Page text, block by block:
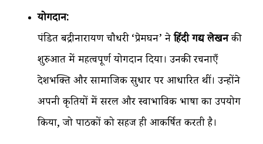
योगदान:
पंडित बद्रीनारायण चौधरी ‘प्रेमघन’ नेहिंदी गद्य लेखनकी
शुरुआत में महत्वपूर्ण योगदान दिया। उनकी रचनाएँ
देशभक्ति और सामाजिक सुधार पर आधारित थीं। उन्होंने
अपनी कृतियों में सरल और स्वाभाविक भाषा का उपयोग
किया, जो पाठकों को सहज ही आकर्षित करती है।